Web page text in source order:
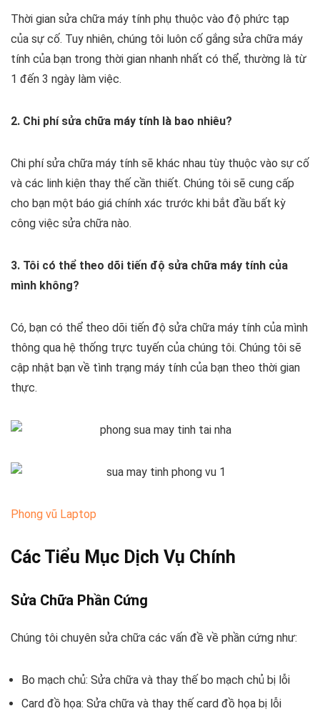
Thời gian sửa chữa máy tính phụ thuộc vào độ phức tạp
của sự cố. Tuy nhiên, chúng tôi luôn cố gắng sửa chữa máy
tính của bạn trong thời gian nhanh nhất có thể, thường là từ
1 đến 3 ngày làm việc.
2. Chi phí sửa chữa máy tính là bao nhiêu?
Chi phí sửa chữa máy tính sẽ khác nhau tùy thuộc vào sự cố
và các linh kiện thay thế cần thiết. Chúng tôi sẽ cung cấp
cho bạn một báo giá chính xác trước khi bắt đầu bất kỳ
công việc sửa chữa nào.
3. Tôi có thể theo dõi tiến độ sửa chữa máy tính của
mình không?
Có, bạn có thể theo dõi tiến độ sửa chữa máy tính của mình
thông qua hệ thống trực tuyến của chúng tôi. Chúng tôi sẽ
cập nhật bạn về tình trạng máy tính của bạn theo thời gian
thực.
Phong vũ Laptop
Các Tiểu Mục Dịch Vụ Chính
Sửa Chữa Phần Cứng
Chúng tôi chuyên sửa chữa các vấn đề về phần cứng như:
Bo mạch chủ: Sửa chữa và thay thế bo mạch chủ bị lỗi
Card đồ họa: Sửa chữa và thay thế card đồ họa bị lỗi